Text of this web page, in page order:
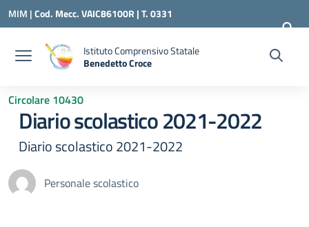
Vai ai contenuti
Vai al menu di navigazione
Vai al footer
MIM |Cod. Mecc. VAIC86100R | T. 0331
240260 | VAIC86100R@ISTRUZIONE.IT
Istituto Comprensivo Statale
Benedetto Croce
Circolare 10430
Diario scolastico 2021-2022
Diario scolastico 2021-2022
Personale scolastico